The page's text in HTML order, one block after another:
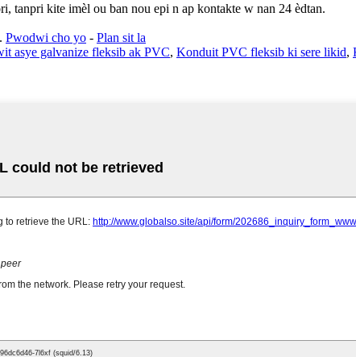
tanpri kite imèl ou ban nou epi n ap kontakte w nan 24 èdtan.
Pwodwi cho yo - Plan sit la
asye galvanize fleksib ak PVC, Konduit PVC fleksib ki sere likid,